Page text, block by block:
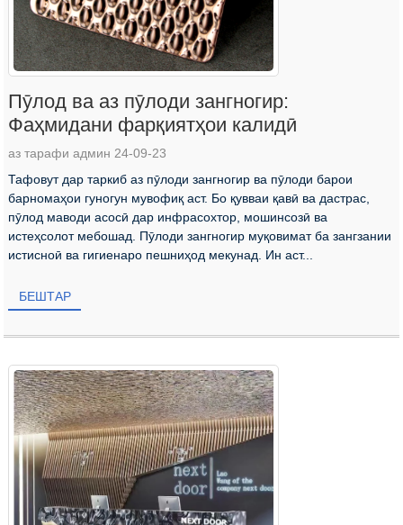
Пӯлод ва аз пӯлоди зангногир:
Фаҳмидани фарқиятҳои калидӣ
аз тарафи админ 24-09-23
Тафовут дар таркиб аз пӯлоди зангногир ва пӯлоди барои
барномаҳои гуногун мувофиқ аст. Бо қувваи қавӣ ва дастрас,
пӯлод маводи асосӣ дар инфрасохтор, мошинсозӣ ва
истеҳсолот мебошад. Пӯлоди зангногир муқовимат ба зангзании
истисноӣ ва гигиенаро пешниҳод мекунад. Ин аст...
БЕШТАР